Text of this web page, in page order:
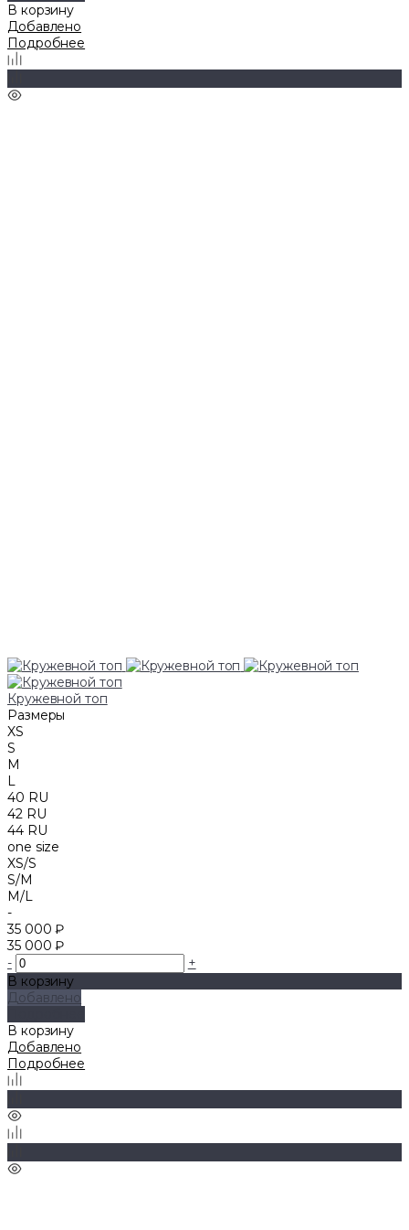
В корзину
Добавлено
Подробнее
Кружевной топ
Размеры
XS
S
M
L
40 RU
42 RU
44 RU
one size
XS/S
S/M
M/L
-
35 000 ₽
35 000 ₽
-
+
В корзину
Добавлено
В корзину
Добавлено
Подробнее